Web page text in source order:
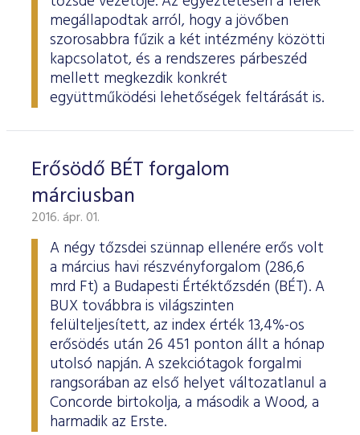
megállapodtak arról, hogy a jövőben
szorosabbra fűzik a két intézmény közötti
kapcsolatot, és a rendszeres párbeszéd
mellett megkezdik konkrét
együttműködési lehetőségek feltárását is.
Erősödő BÉT forgalom
márciusban
2016. ápr. 01.
A négy tőzsdei szünnap ellenére erős volt
a március havi részvényforgalom (286,6
mrd Ft) a Budapesti Értéktőzsdén (BÉT). A
BUX továbbra is világszinten
felülteljesített, az index érték 13,4%-os
erősödés után 26 451 ponton állt a hónap
utolsó napján. A szekciótagok forgalmi
rangsorában az első helyet változatlanul a
Concorde birtokolja, a második a Wood, a
harmadik az Erste.